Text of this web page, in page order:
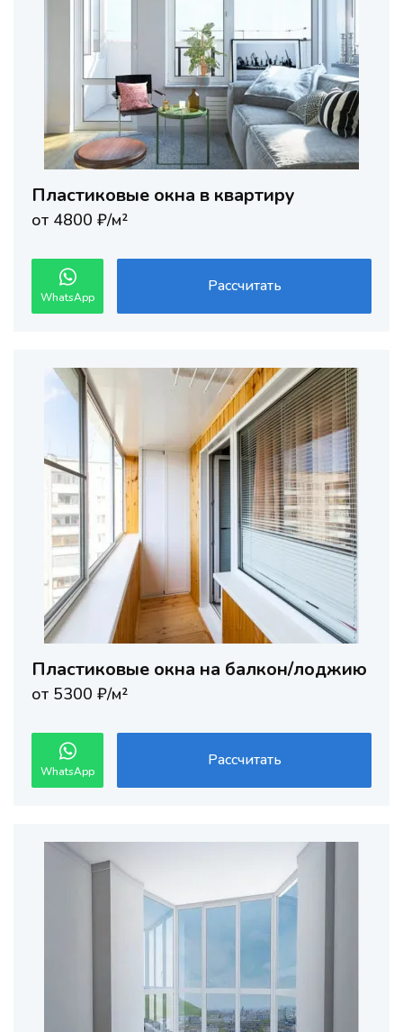
Пластиковые окна в квартиру
от 4800 ₽/м²
WhatsApp
Рассчитать
Пластиковые окна на балкон/лоджию
от 5300 ₽/м²
WhatsApp
Рассчитать